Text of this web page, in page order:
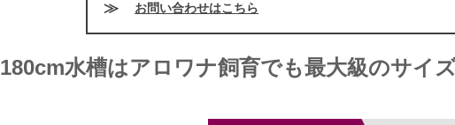
お問い合わせはこちら
180cm水槽はアロワナ飼育でも最大級のサイ